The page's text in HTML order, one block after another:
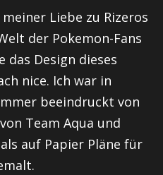
Liebe zu Rizeros
der Pokemon-Fans
das Design dieses
nice. Ich war in
beeindruckt von
Team Aqua und
auf Papier Pläne für